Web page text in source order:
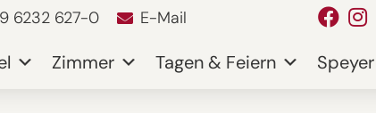
6232 627-0 E-Mail
Zimmer Tagen & Feiern Speyer